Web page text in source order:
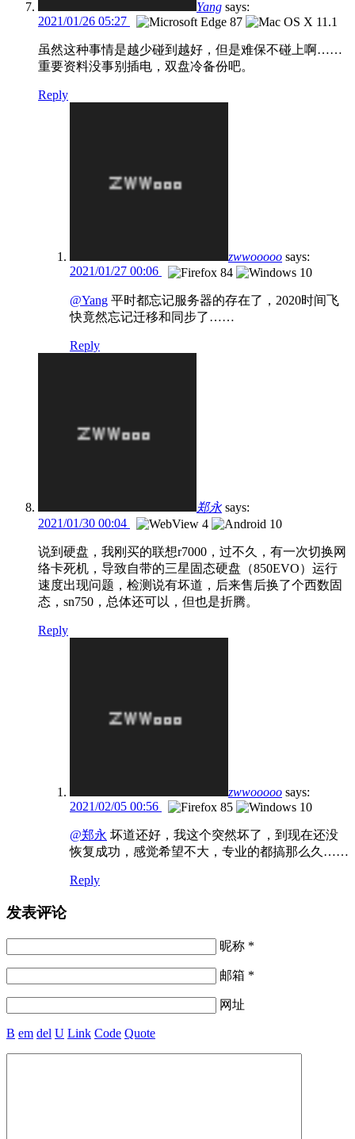
Yang says:
2021/01/26 05:27
虽然这种事情是越少碰到越好，但是难保不碰上啊……
重要资料没事别插电，双盘冷备份吧。
Reply
zwwooooo says:
2021/01/27 00:06
@Yang 平时都忘记服务器的存在了，2020时间飞
快竟然忘记迁移和同步了……
Reply
郑永 says:
2021/01/30 00:04
说到硬盘，我刚买的联想r7000，过不久，有一次切换网
络卡死机，导致自带的三星固态硬盘（850EVO）运行
速度出现问题，检测说有坏道，后来售后换了个西数固
态，sn750，总体还可以，但也是折腾。
Reply
zwwooooo says:
2021/02/05 00:56
@郑永 坏道还好，我这个突然坏了，到现在还没
恢复成功，感觉希望不大，专业的都搞那么久……
Reply
发表评论
昵称 *
邮箱 *
网址
B em del U Link Code Quote